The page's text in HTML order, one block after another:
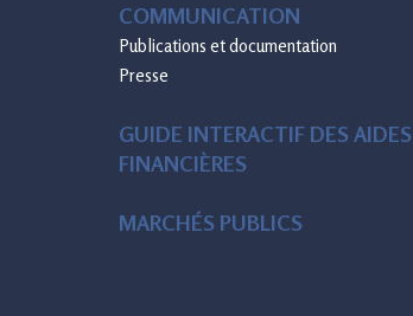
COMMUNICATION
Publications et documentation
Presse
GUIDE INTERACTIF DES AIDES
FINANCIÈRES
MARCHÉS PUBLICS